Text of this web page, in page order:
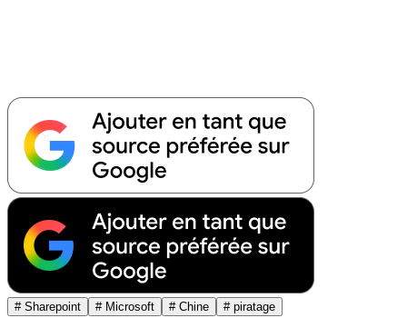
# Sharepoint # Microsoft # Chine # piratage